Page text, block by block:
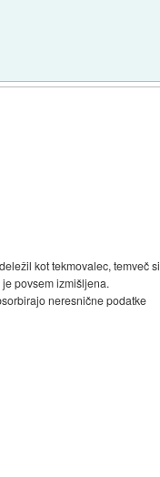
kot tekmovalec, temveč si
povsem izmišljena.
neresnične podatke